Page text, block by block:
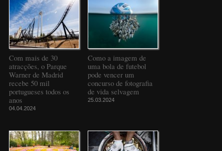
Com mais de 30
atracções, o Parque
Warner de Madrid
recebe 50 mil
portugueses todos os
anos
04.04.2024
Como a imagem de
uma bola de futebol
pode vencer um
concurso de fotografia
de vida selvagem
25.03.2024